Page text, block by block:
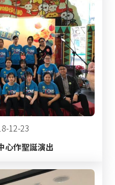
12-23
心作聖誕演出